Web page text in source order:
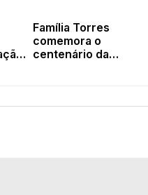
Família Torres
comemora o
centenário da